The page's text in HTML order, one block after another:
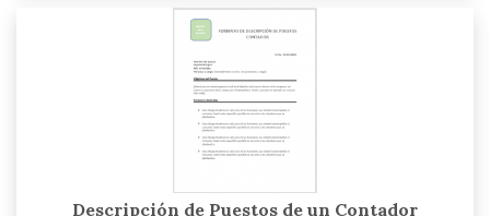
Descripción de Puestos de un Contador